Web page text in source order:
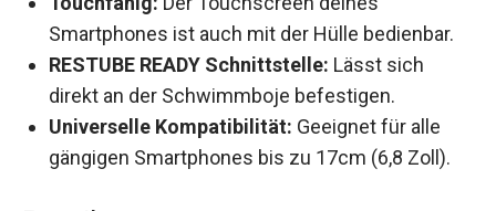
Smartphones ist auch mit der Hülle bedienbar.
RESTUBE READY Schnittstelle:Lässt sich
direkt an der Schwimmboje befestigen.
Universelle Kompatibilität: Geeignet für alle
gängigen Smartphones bis zu 17cm (6,8 Zoll).